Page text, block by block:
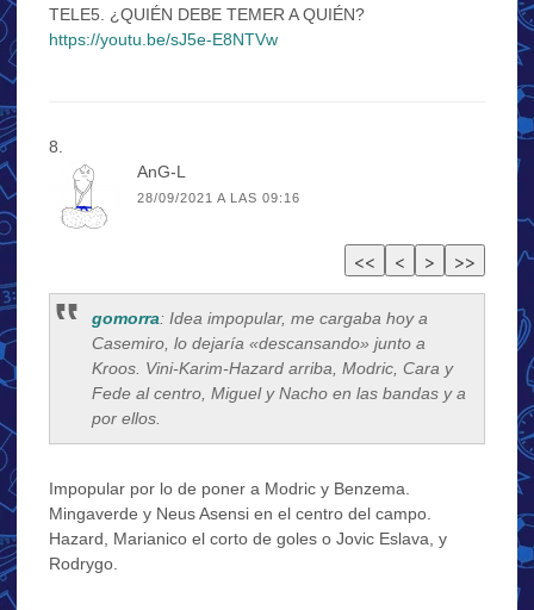
TELE5. ¿QUIÉN DEBE TEMER A QUIÉN?
https://youtu.be/sJ5e-E8NTVw
AnG-L
28/09/2021 A LAS 09:16
gomorra: Idea impopular, me cargaba hoy a
Casemiro, lo dejaría «descansando» junto a
Kroos. Vini-Karim-Hazard arriba, Modric, Cara y
Fede al centro, Miguel y Nacho en las bandas y a
por ellos.
Impopular por lo de poner a Modric y Benzema.
Mingaverde y Neus Asensi en el centro del campo.
Hazard, Marianico el corto de goles o Jovic Eslava, y
Rodrygo.